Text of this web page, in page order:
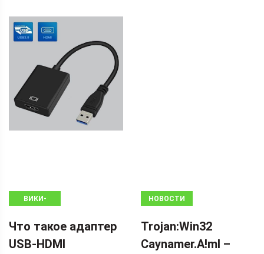
ВИКИ-
MINITOOL
Что такое адаптер
USB-HDMI
НОВОСТИ
Trojan:Win32
Caynamer.A!ml –